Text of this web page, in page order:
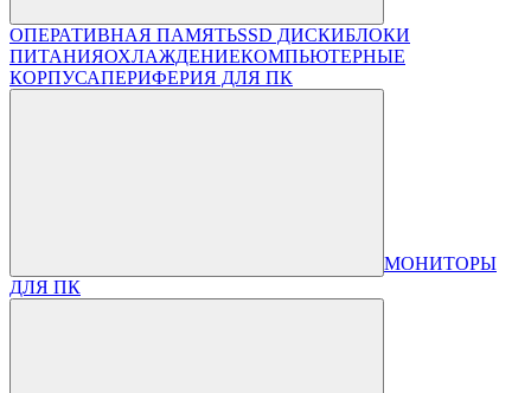
ОПЕРАТИВНАЯ ПАМЯТЬSSD ДИСКИБЛОКИ
ПИТАНИЯОХЛАЖДЕНИЕКОМПЬЮТЕРНЫЕ
КОРПУСАПЕРИФЕРИЯ ДЛЯ ПК
МОНИТОРЫ
ДЛЯ ПК